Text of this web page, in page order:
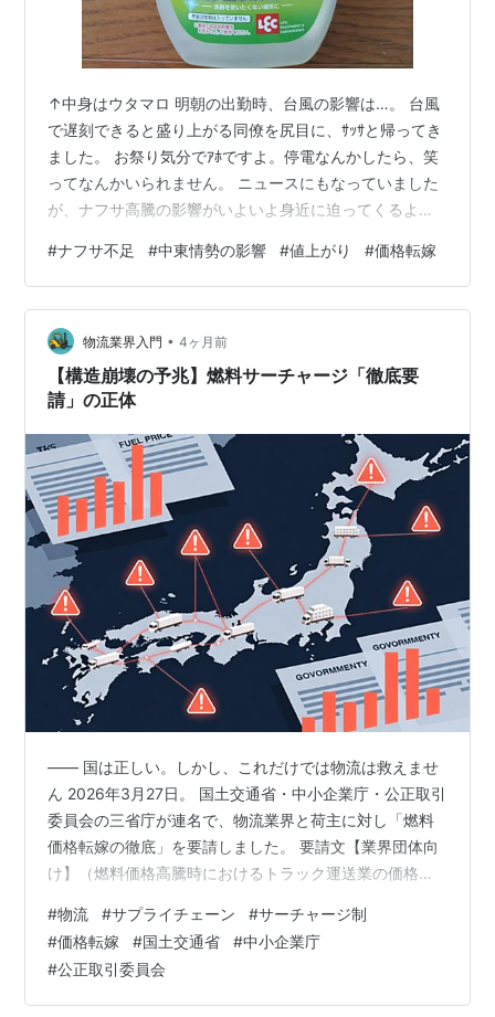
↑中身はウタマロ 明朝の出勤時、台風の影響は…。 台風
で遅刻できると盛り上がる同僚を尻目に、ｻｯｻと帰ってき
ました。 お祭り気分でｱﾎですよ。停電なんかしたら、笑
ってなんかいられません。 ニュースにもなっていました
が、ナフサ高騰の影響がいよいよ身近に迫ってくるよう
い人間はほぼいないでしょう。 すでに3月から、翻弄さ
れてきた我が職場です。 あとは、あまり賢くない経営陣
がしくじらないことを祈るばかりです。 そして我が家の
経営陣は、わたしただ1人。夫は頼りにできません。 値上
がりするものは、 ①冷凍食品やパックご飯などの加工品
②調味料…
#ナフサ不足 #中東情勢の影響 #値上がり #価格転嫁
物流業界入門 • 4ヶ月前
【構造崩壊の予兆】燃料サーチャージ「徹底要
請」の正体
―― 国は正しい。しかし、これだけでは物流は救えませ
ん 2026年3月27日。 国土交通省・中小企業庁・公正取引
委員会の三省庁が連名で、物流業界と荷主に対し「燃料
価格転嫁の徹底」を要請しました。 要請文【業界団体向
け】（燃料価格高騰時におけるトラック運送業の価格転
緊迫化により軽油価格は乱高下し、タンクローリーの供
給制限すら発生しています。 その中で国は、「サーチャ
ージを導入し、適切に価格転嫁せよ」と明確に踏み込み
ました。 一見すると、運送会社を守る“正論”に見えま
#物流 #サプライチェーン #サーチャージ制
#価格転嫁 #国土交通省 #中小企業庁
#公正取引委員会